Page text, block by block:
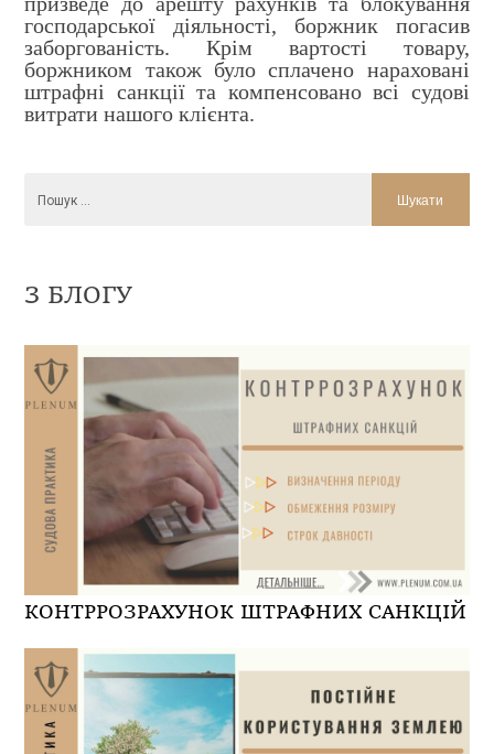
господарської діяльності, боржник погасив
заборгованість. Крім вартості товару,
боржником також було сплачено нараховані
штрафні санкції та компенсовано всі судові
витрати нашого клієнта.
З БЛОГУ
КОНТРРОЗРАХУНОК ШТРАФНИХ САНКЦІЙ